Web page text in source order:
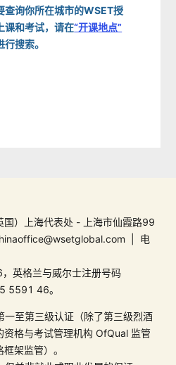
查询你所在城市的WSET授
课和考试，请在“开课地点”
搜索。
国）上海代表处 - 上海市仙霞路99
| 电
英格兰与威尔士注册号码
5591 46。
一至第三级认证（除了第三级烈酒
资格与考试管理机构 OfQual 监管
架监管）。